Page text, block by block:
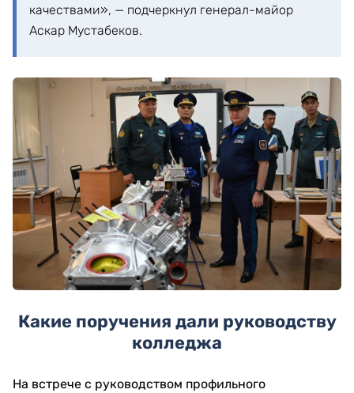
качествами», — подчеркнул генерал-майор
Аскар Мустабеков.
Какие поручения дали руководству
колледжа
На встрече с руководством профильного